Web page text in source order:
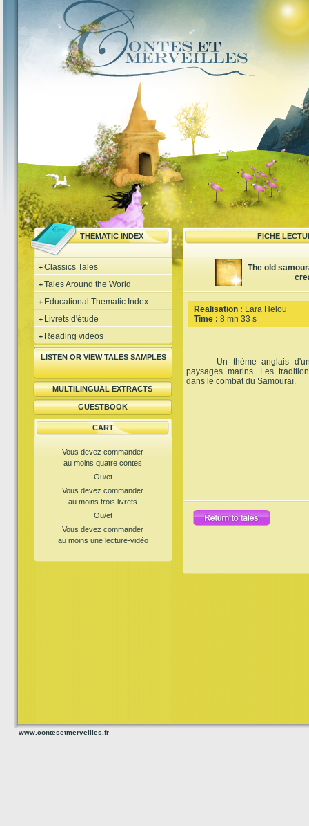
THEMATIC INDEX FICHE
Classics Tales
Tales Around the World
Educational Thematic Index
Livrets d'étude
Reading videos
LISTEN OR VIEW TALES SAMPLES
MULTILINGUAL EXTRACTS
GUESTBOOK
CART
Vous devez commander
au moins quatre contes
Ou/et
Vous devez commander
au moins trois livrets
Ou/et
Vous devez commander
au moins une lecture-vidéo
The old
Realisation : Lara Helou
Time : 8 mn 33 s
Un thème anglais d'une
paysages marins. Les
dans le combat du Samouraï.
www.contesetmerveilles.fr